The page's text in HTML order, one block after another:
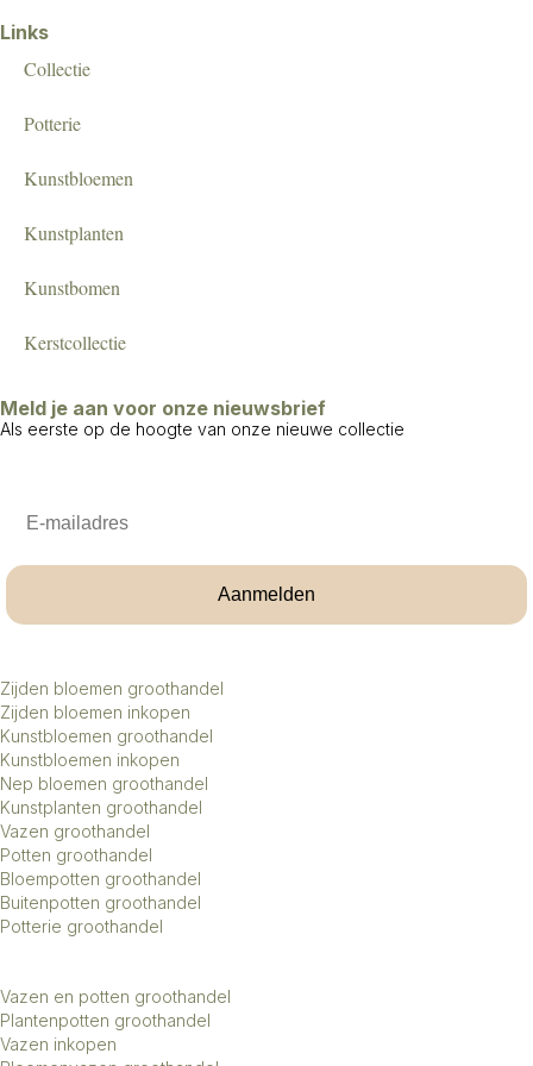
Links
Collectie
Potterie
Kunstbloemen
Kunstplanten
Kunstbomen
Kerstcollectie
Meld je aan voor onze nieuwsbrief
Als eerste op de hoogte van onze nieuwe collectie
Aanmelden
Zijden bloemen groothandel
Zijden bloemen inkopen
Kunstbloemen groothandel
Kunstbloemen inkopen
Nep bloemen groothandel
Kunstplanten groothandel
Vazen groothandel
Potten groothandel
Bloempotten groothandel
Buitenpotten groothandel
Potterie groothandel
Vazen en potten groothandel
Plantenpotten groothandel
Vazen inkopen